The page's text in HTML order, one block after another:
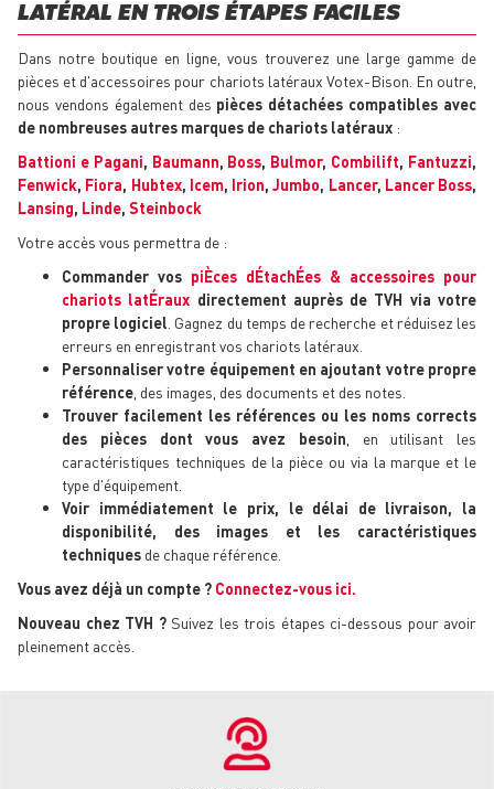
LATÉRAL EN TROIS ÉTAPES FACILES
Dans notre boutique en ligne, vous trouverez une large gamme de
pièces et d'accessoires pour chariots latéraux Votex-Bison. En outre,
nous vendons également des pièces détachées compatibles avec
de nombreuses autres marques de chariots latéraux :
Battioni e Pagani, Baumann, Boss, Bulmor, Combilift, Fantuzzi,
Fenwick, Fiora, Hubtex, Icem, Irion,Jumbo, Lancer, Lancer Boss,
Lansing, Linde, Steinbock
Votre accès vous permettra de :
Commander vos piÈces dÉtachÉes & accessoires pour
chariots latÉraux directement auprès de TVH via votre
propre logiciel . Gagnez du temps de recherche et réduisez les
erreurs en enregistrant vos chariots latéraux.
Personnaliser votre équipement en ajoutant votre propre
référence , des images, des documents et des notes.
Trouver facilement les références ou les noms corrects
des pièces dont vous avez besoin , en utilisant les
caractéristiques techniques de la pièce ou via la marque et le
type d'équipement.
Voir immédiatement le prix, le délai de livraison, la
disponibilité, des images et les caractéristiques
techniques de chaque référence.
Vous avez déjà un compte ? Connectez-vous ici.
Nouveau chez TVH ?Suivez les trois étapes ci-dessous pour avoir
pleinement accès.